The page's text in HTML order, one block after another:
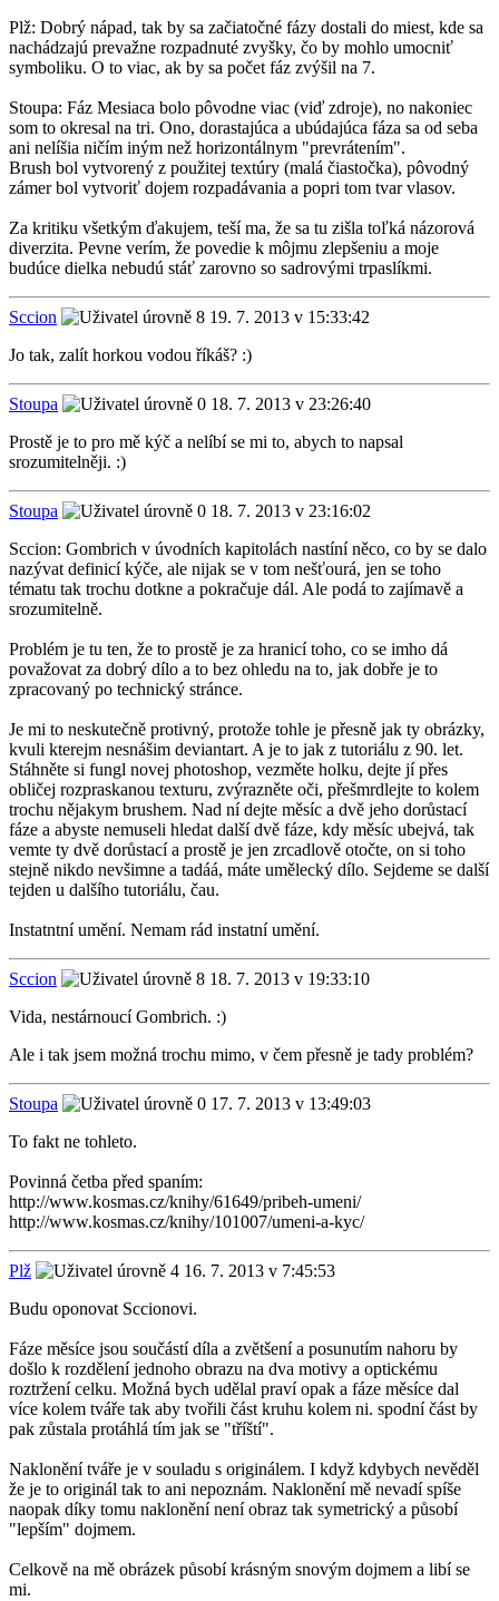
Plž: Dobrý nápad, tak by sa začiatočné fázy dostali do miest, kde sa
nachádzajú prevažne rozpadnuté zvyšky, čo by mohlo umocniť
symboliku. O to viac, ak by sa počet fáz zvýšil na 7.
Stoupa: Fáz Mesiaca bolo pôvodne viac (viď zdroje), no nakoniec
som to okresal na tri. Ono, dorastajúca a ubúdajúca fáza sa od seba
ani nelíšia ničím iným než horizontálnym "prevrátením".
Brush bol vytvorený z použitej textúry (malá čiastočka), pôvodný
zámer bol vytvoriť dojem rozpadávania a popri tom tvar vlasov.
Za kritiku všetkým ďakujem, teší ma, že sa tu zišla toľká názorová
diverzita. Pevne verím, že povedie k môjmu zlepšeniu a moje
budúce dielka nebudú stáť zarovno so sadrovými trpaslíkmi.
Sccion
19. 7. 2013 v 15:33:42
Jo tak, zalít horkou vodou říkáš? :)
Stoupa
18. 7. 2013 v 23:26:40
Prostě je to pro mě kýč a nelíbí se mi to, abych to napsal
srozumitelněji. :)
Stoupa
18. 7. 2013 v 23:16:02
Sccion: Gombrich v úvodních kapitolách nastíní něco, co by se dalo
nazývat definicí kýče, ale nijak se v tom nešťourá, jen se toho
tématu tak trochu dotkne a pokračuje dál. Ale podá to zajímavě a
srozumitelně.
Problém je tu ten, že to prostě je za hranicí toho, co se imho dá
považovat za dobrý dílo a to bez ohledu na to, jak dobře je to
zpracovaný po technický stránce.
Je mi to neskutečně protivný, protože tohle je přesně jak ty obrázky,
kvuli kterejm nesnášim deviantart. A je to jak z tutoriálu z 90. let.
Stáhněte si fungl novej photoshop, vezměte holku, dejte jí přes
obličej rozpraskanou texturu, zvýrazněte oči, přešmrdlejte to kolem
trochu nějakym brushem. Nad ní dejte měsíc a dvě jeho dorůstací
fáze a abyste nemuseli hledat další dvě fáze, kdy měsíc ubejvá, tak
vemte ty dvě dorůstací a prostě je jen zrcadlově otočte, on si toho
stejně nikdo nevšimne a tadáá, máte umělecký dílo. Sejdeme se další
tejden u dalšího tutoriálu, čau.
Instatntní umění. Nemam rád instatní umění.
Sccion
18. 7. 2013 v 19:33:10
Vida, nestárnoucí Gombrich. :)
Ale i tak jsem možná trochu mimo, v čem přesně je tady problém?
Stoupa
17. 7. 2013 v 13:49:03
To fakt ne tohleto.
Povinná četba před spaním:
http://www.kosmas.cz/knihy/61649/pribeh-umeni/
http://www.kosmas.cz/knihy/101007/umeni-a-kyc/
Plž
16. 7. 2013 v 7:45:53
Budu oponovat Sccionovi.
Fáze měsíce jsou součástí díla a zvětšení a posunutím nahoru by
došlo k rozdělení jednoho obrazu na dva motivy a optickému
roztržení celku. Možná bych udělal praví opak a fáze měsíce dal
více kolem tváře tak aby tvořili část kruhu kolem ni. spodní část by
pak zůstala protáhlá tím jak se "tříští".
Naklonění tváře je v souladu s originálem. I když kdybych nevěděl
že je to originál tak to ani nepoznám. Naklonění mě nevadí spíše
naopak díky tomu naklonění není obraz tak symetrický a působí
"lepším" dojmem.
Celkově na mě obrázek působí krásným snovým dojmem a libí se
mi.